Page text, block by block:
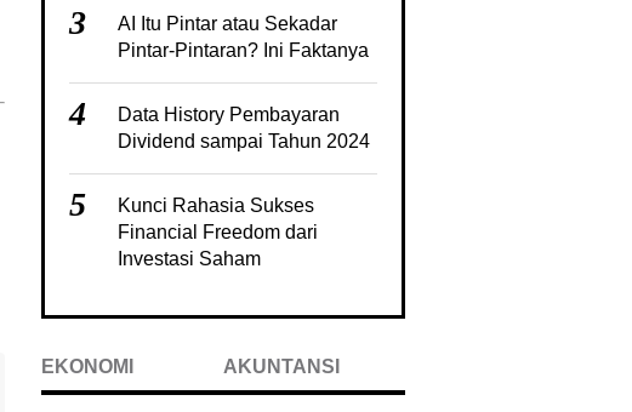
3
AI Itu Pintar atau Sekadar
Pintar-Pintaran? Ini Faktanya
4
Data History Pembayaran
Dividend sampai Tahun 2024
5
Kunci Rahasia Sukses
Financial Freedom dari
Investasi Saham
EKONOMI AKUNTANSI